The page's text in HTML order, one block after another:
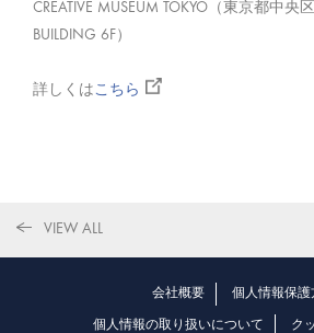
CREATIVE MUSEUM TOKYO（東京都中央
BUILDING 6F）
詳しくはこちら
VIEW ALL
会社概要 個人情報保護
個人情報の取り扱いについて ク